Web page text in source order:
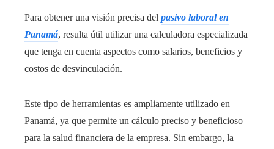
Para obtener una visión precisa del pasivo laboral en
Panamá, resulta útil utilizar una calculadora especializada
que tenga en cuenta aspectos como salarios, beneficios y
costos de desvinculación.
Este tipo de herramientas es ampliamente utilizado en
Panamá, ya que permite un cálculo preciso y beneficioso
para la salud financiera de la empresa. Sin embargo, la